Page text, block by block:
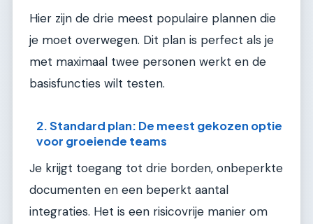
Hier zijn de drie meest populaire plannen die
je moet overwegen. Dit plan is perfect als je
met maximaal twee personen werkt en de
basisfuncties wilt testen.
2. Standard plan: De meest gekozen optie
voor groeiende teams
Je krijgt toegang tot drie borden, onbeperkte
documenten en een beperkt aantal
integraties. Het is een risicovrije manier om